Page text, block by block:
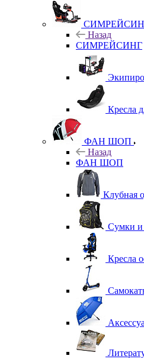
Назад
СИМРЕЙСИНГ
Кресла
ФАН ШОП
Назад
ФАН ШОП
Клубная
Сумки и
Кресла